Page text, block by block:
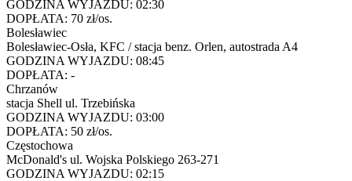
GODZINA WYJAZDU: 02:30
DOPŁATA: 70 zł/os.
Bolesławiec
Bolesławiec-Osła, KFC / stacja benz. Orlen, autostrada A4
GODZINA WYJAZDU: 08:45
DOPŁATA: -
Chrzanów
stacja Shell ul. Trzebińska
GODZINA WYJAZDU: 03:00
DOPŁATA: 50 zł/os.
Częstochowa
McDonald's ul. Wojska Polskiego 263-271
GODZINA WYJAZDU: 02:15